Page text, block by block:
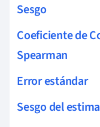
Sesgo
Coeficiente de
Spearman
Error estándar
Sesgo del